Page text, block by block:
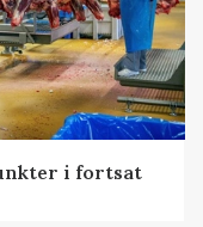
i fortsat